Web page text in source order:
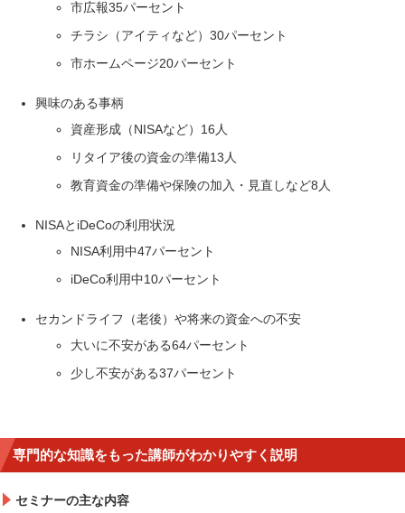
市広報35パーセント
チラシ（アイティなど）30パーセント
市ホームページ20パーセント
興味のある事柄
資産形成（NISAなど）16人
リタイア後の資金の準備13人
教育資金の準備や保険の加入・見直しなど8人
NISAとiDeCoの利用状況
NISA利用中47パーセント
iDeCo利用中10パーセント
セカンドライフ（老後）や将来の資金への不安
大いに不安がある64パーセント
少し不安がある37パーセント
専門的な知識をもった講師がわかりやすく説明
セミナーの主な内容